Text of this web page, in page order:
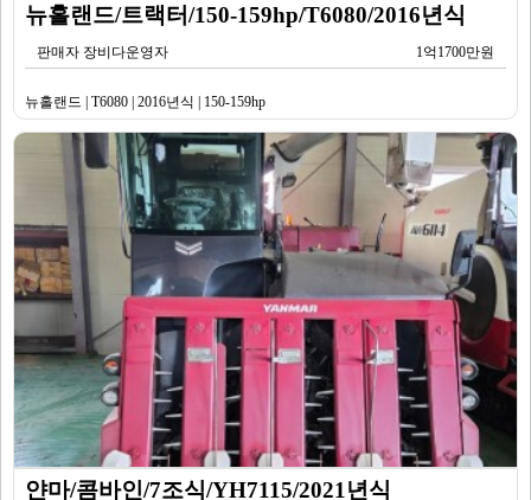
뉴홀랜드/트랙터/150-159hp/T6080/2016년식
판매자 장비다운영자 1억1700만원
뉴홀랜드 | T6080 | 2016년식 | 150-159hp
얀마/콤바인/7조식/YH7115/2021년식